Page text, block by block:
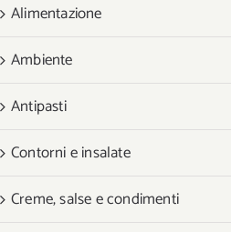
Alimentazione
Ambiente
Antipasti
Contorni e insalate
Creme, salse e condimenti